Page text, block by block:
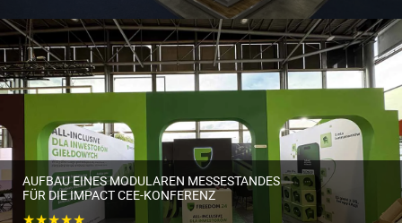
AUFBAU EINES MODULAREN MESSESTANDES
FÜR DIE IMPACT CEE-KONFERENZ